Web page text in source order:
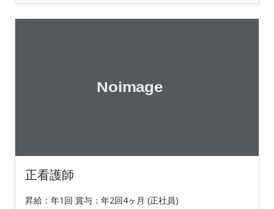
正看護師
昇給：年1回 賞与：年2回4ヶ月 (正社員)